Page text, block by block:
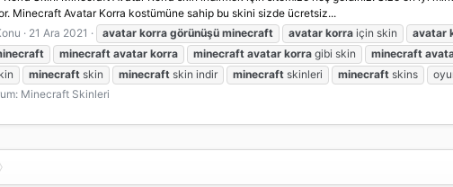
Minecraft Avatar Korra kostümüne sahip bu skini sizde ücretsiz...
21 Ara 2021 avatar korra görünüşü minecraft avatar korra için skin avatar
minecraft avatar korra minecraft avatar korra gibi skin minecraft
minecraft skin minecraft skin indir minecraft skinleri minecraft skins
Minecraft Skinleri